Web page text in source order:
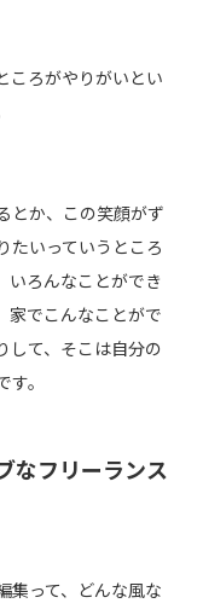
ころがやりがいとい
とか、この笑顔がず
たいっていうところ
いろんなことができ
家でこんなことがで
して、そこは自分の
。
なフリーランス
集って、どんな風な